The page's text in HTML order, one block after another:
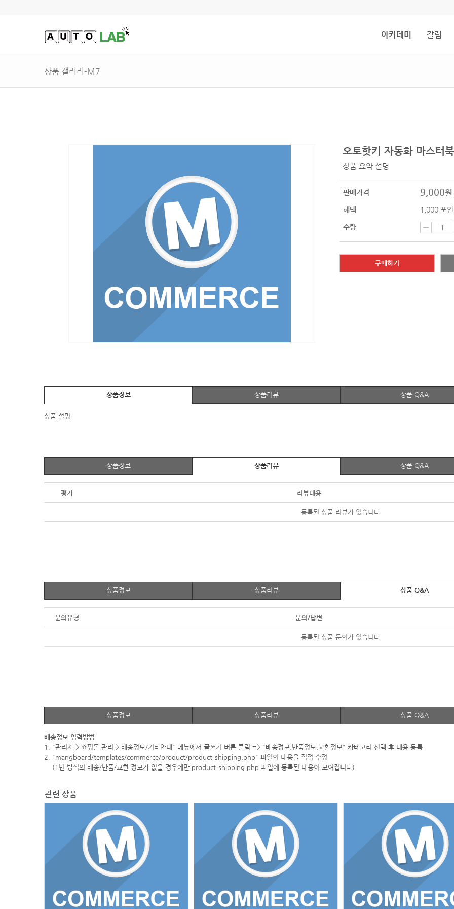
아카데미 칼럼
상품 갤러리-M7
오토핫키 자동화 마스터
상품 요약 설명
판매가격 9,000원
혜택 1,000 포
수량
구매하기
상품정보 상품리뷰 상품 Q&A
상품 설명
상품정보 상품리뷰 상품 Q&A
평가 리뷰내용
등록된 상품 리뷰가 없습니다
상품정보 상품리뷰 상품 Q&A
문의유형 문의/답변
등록된 상품 문의가 없습니다
상품정보 상품리뷰 상품 Q&A
배송정보 입력방법
1. "관리자 > 쇼핑몰 관리 > 배송정보/기타안내" 메뉴에서 글쓰기 버튼 클릭 => "배송정보,반품정보,교환정보" 카테고리 선택 후 내용 등록
2. "mangboard/templates/commerce/product/product-shipping.php" 파일의 내용을 직접 수정
(1번 방식의 배송/반품/교환 정보가 없을 경우에만 product-shipping.php 파일에 등록된 내용이 보여집니다)
관련 상품